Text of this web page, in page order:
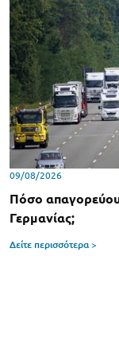
09/08/2026
Πόσο
Γερμανίας;
Δείτε περισσότερα >